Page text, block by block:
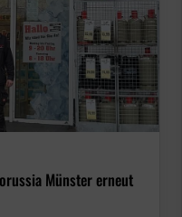
Münster erneut